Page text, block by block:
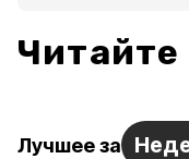
Лучшее за